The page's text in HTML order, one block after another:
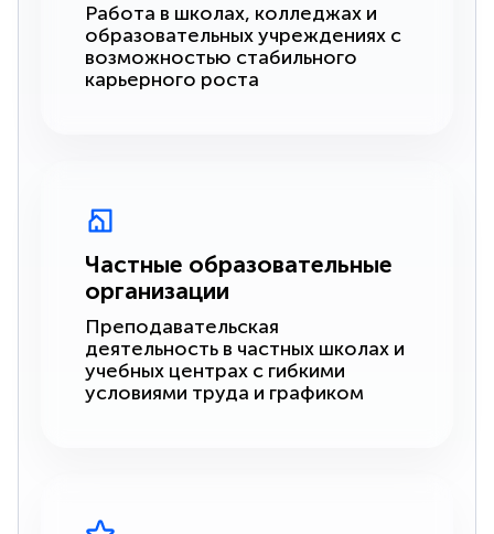
Работа в школах, колледжах и
образовательных учреждениях с
возможностью стабильного
карьерного роста
Частные образовательные
организации
Преподавательская
деятельность в частных школах и
учебных центрах с гибкими
условиями труда и графиком